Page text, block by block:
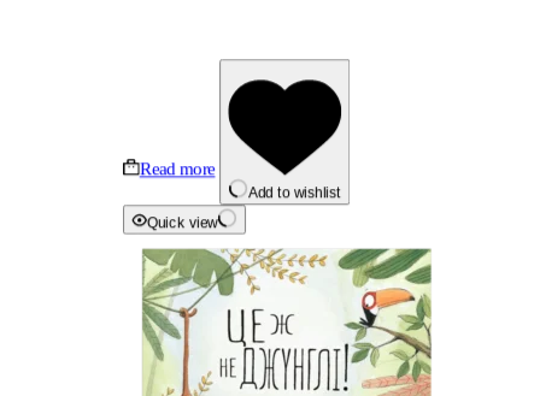
Read more
Add to wishlist
Quick view